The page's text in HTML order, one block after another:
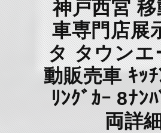
神戸西宮
車専門店展
タ タウンエ
動販売車 ｷｯﾁ
ﾘﾝｸﾞｶｰ 8ﾅﾝ
両詳細